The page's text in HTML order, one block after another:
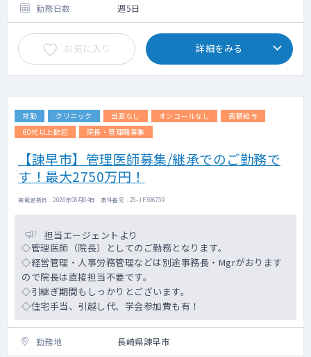
勤務日数 週5日
お気に入り 詳細をみる
常勤 クリニック 当直なし オンコールなし
高額給与
60代以上歓迎
院長・管理職募集
【諫早市】管理医師募集/継承でのご勤務で
す！最大2750万円！
掲載更新日 : 2026年08月04日 案件番号 : 25-JF306759
担当エージェントより
◇管理医師（院長）としてのご勤務となります。
◇経営管理・人事労務管理などは別途事務長・Mgrがおります
ので院長は直接担当不要です。
◇引継ぎ期間もしっかりとございます。
◇住宅手当、引越し代、学会参加費も有！
勤務地 長崎県諫早市